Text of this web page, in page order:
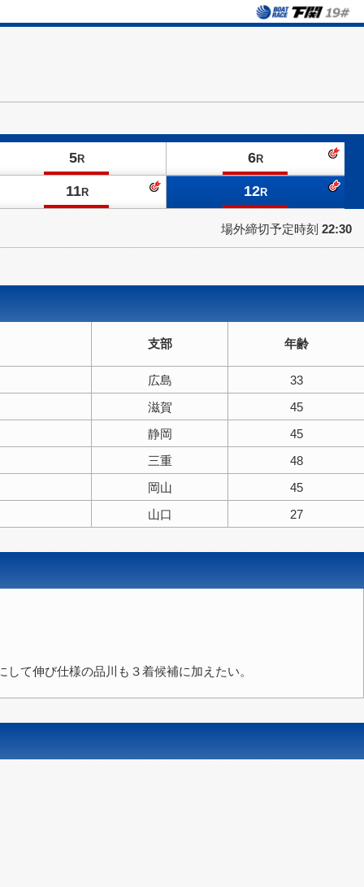
5R 6R
11R 12R
場外締切予定時刻 22:30
支部 年齢
広島 33
滋賀 45
静岡 45
三重 48
岡山 45
山口 27
て伸び仕様の品川も３着候補に加えたい。